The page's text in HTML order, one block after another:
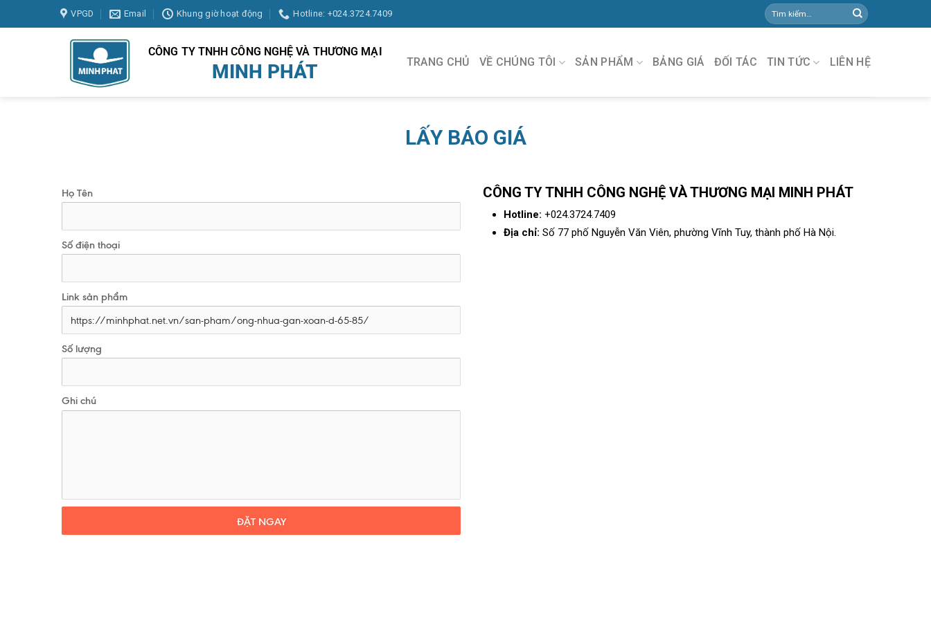
to
VPGD Email Khung giờ hoạt động Hotline: +024.3724.7409
CÔNG TY TNHH CÔNG NGHỆ VÀ THƯƠNG MẠI
MINH PHÁT TRANG CHỦ VỀ CHÚNG TÔI SẢN PHẨM BẢNG GIÁ ĐỐI TÁC TIN TỨC LIÊN HỆ
LẤY BÁO GIÁ
Họ Tên
Số điện thoại
Link sản phẩm
Số lượng
Ghi chú
ĐẶT NGAY
CÔNG TY TNHH CÔNG NGHỆ VÀ THƯƠNG MẠI MINH PHÁT
Hotline: +024.3724.7409
Địa chỉ: Số 77 phố Nguyễn Văn Viên, phường Vĩnh Tuy, thành phố Hà Nội.
091.570.1368